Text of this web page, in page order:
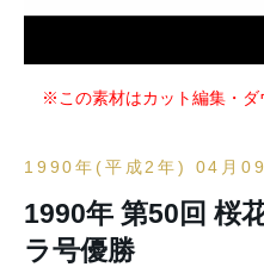
※この素材はカット編集・ダ
1990年(平成2年) 04月09
1990年 第50回 桜
ラ号優勝